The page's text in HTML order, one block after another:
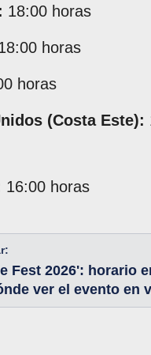
18:00 horas
horas
horas
(Costa Este):
16:00 horas
Fest 2026': horario
ver el evento en